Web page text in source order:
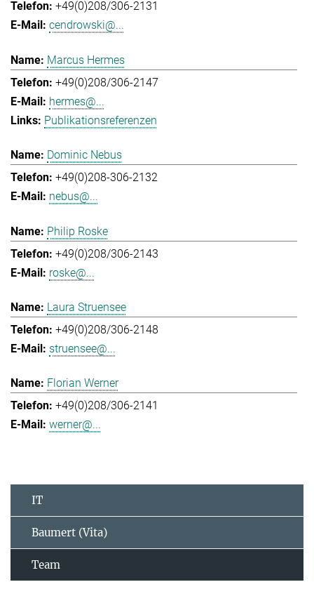
+49(0)208/306-2131
cendrowski@...
Marcus Hermes
+49(0)208/306-2147
hermes@...
Publikationsreferenzen
Dominic Nebus
+49(0)208-306-2132
nebus@...
Philip Roske
+49(0)208/306-2143
roske@...
Laura Struensee
+49(0)208/306-2148
struensee@...
Florian Werner
+49(0)208/306-2141
werner@...
IT
Baumert (Vita)
Team